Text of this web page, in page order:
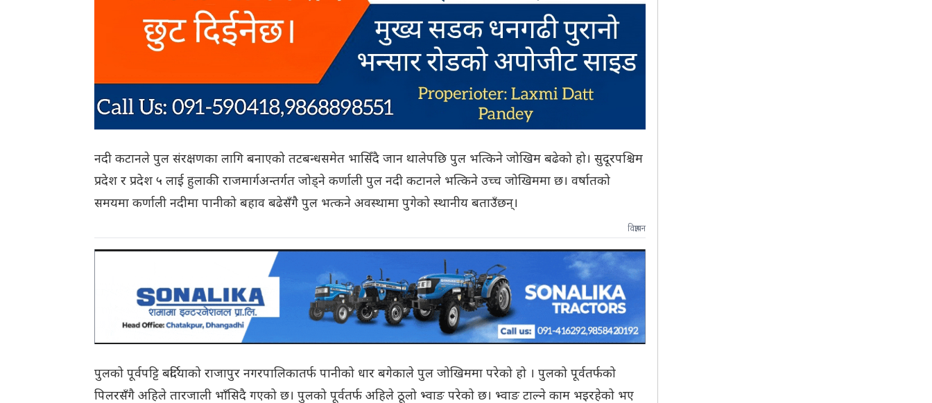
नदी कटानले पुल संरक्षणका लागि बनाएको तटबन्धसमेत भासिँदै जान थालेपछि पुल भत्किने जोखिम बढेको हो। सुदूरपश्चिम
प्रदेश र प्रदेश ५ लाई हुलाकी राजमार्गअन्तर्गत जोड्ने कर्णाली पुल नदी कटानले भत्किने उच्च जोखिममा छ। वर्षातको
समयमा कर्णाली नदीमा पानीको बहाव बढेसँगै पुल भत्कने अवस्थामा पुगेको स्थानीय बताउँछन्।
विज्ञापन
पुलको पूर्वपट्टि बर्दियाको राजापुर नगरपालिकातर्फ पानीको धार बगेकाले पुल जोखिममा परेको हो । पुलको पूर्वतर्फको
पिलरसँगै अहिले तारजाली भाँसिदै गएको छ। पुलको पूर्वतर्फ अहिले ठूलो भ्वाङ परेको छ। भ्वाङ टाल्ने काम भइरहेको भए